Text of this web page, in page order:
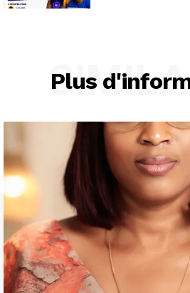
Plus